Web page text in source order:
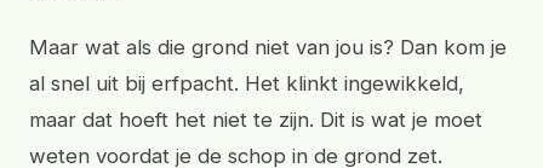
Maar wat als die grond niet van jou is? Dan kom je
al snel uit bij erfpacht. Het klinkt ingewikkeld,
maar dat hoeft het niet te zijn. Dit is wat je moet
weten voordat je de schop in de grond zet.